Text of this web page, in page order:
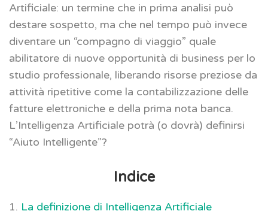
Artificiale: un termine che in prima analisi può
destare sospetto, ma che nel tempo può invece
diventare un “compagno di viaggio” quale
abilitatore di nuove opportunità di business per lo
studio professionale, liberando risorse preziose da
attività ripetitive come la contabilizzazione delle
fatture elettroniche e della prima nota banca.
L’Intelligenza Artificiale potrà (o dovrà) definirsi
“Aiuto Intelligente”?
Indice
1. La definizione di Intelligenza Artificiale